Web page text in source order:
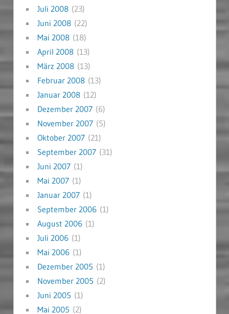
Juli 2008(23)
Juni 2008(22)
Mai 2008(18)
April 2008(13)
März 2008(13)
Februar 2008(13)
Januar 2008(12)
Dezember 2007(6)
November 2007(5)
Oktober 2007(21)
September 2007(31)
Juni 2007(1)
Mai 2007(1)
Januar 2007(1)
September 2006(1)
August 2006(1)
Juli 2006(1)
Mai 2006(1)
Dezember 2005 (1)
November 2005 (2)
Juni 2005 (1)
Mai 2005 (2)